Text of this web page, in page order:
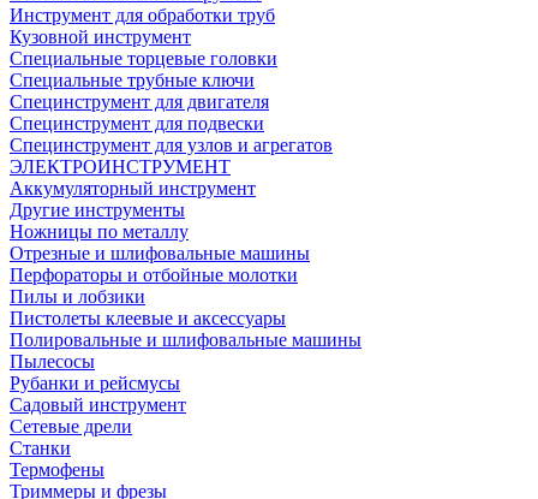
Инструмент для обработки труб
Кузовной инструмент
Специальные торцевые головки
Специальные трубные ключи
Специнструмент для двигателя
Специнструмент для подвески
Специнструмент для узлов и агрегатов
ЭЛЕКТРОИНСТРУМЕНТ
Аккумуляторный инструмент
Другие инструменты
Ножницы по металлу
Отрезные и шлифовальные машины
Перфораторы и отбойные молотки
Пилы и лобзики
Пистолеты клеевые и аксессуары
Полировальные и шлифовальные машины
Пылесосы
Рубанки и рейсмусы
Садовый инструмент
Сетевые дрели
Станки
Термофены
Триммеры и фрезы